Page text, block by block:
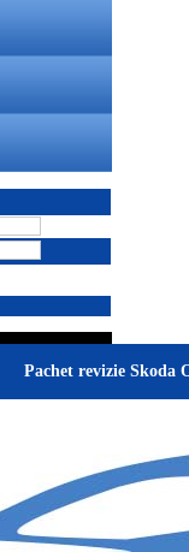
Pachet revizie Skoda